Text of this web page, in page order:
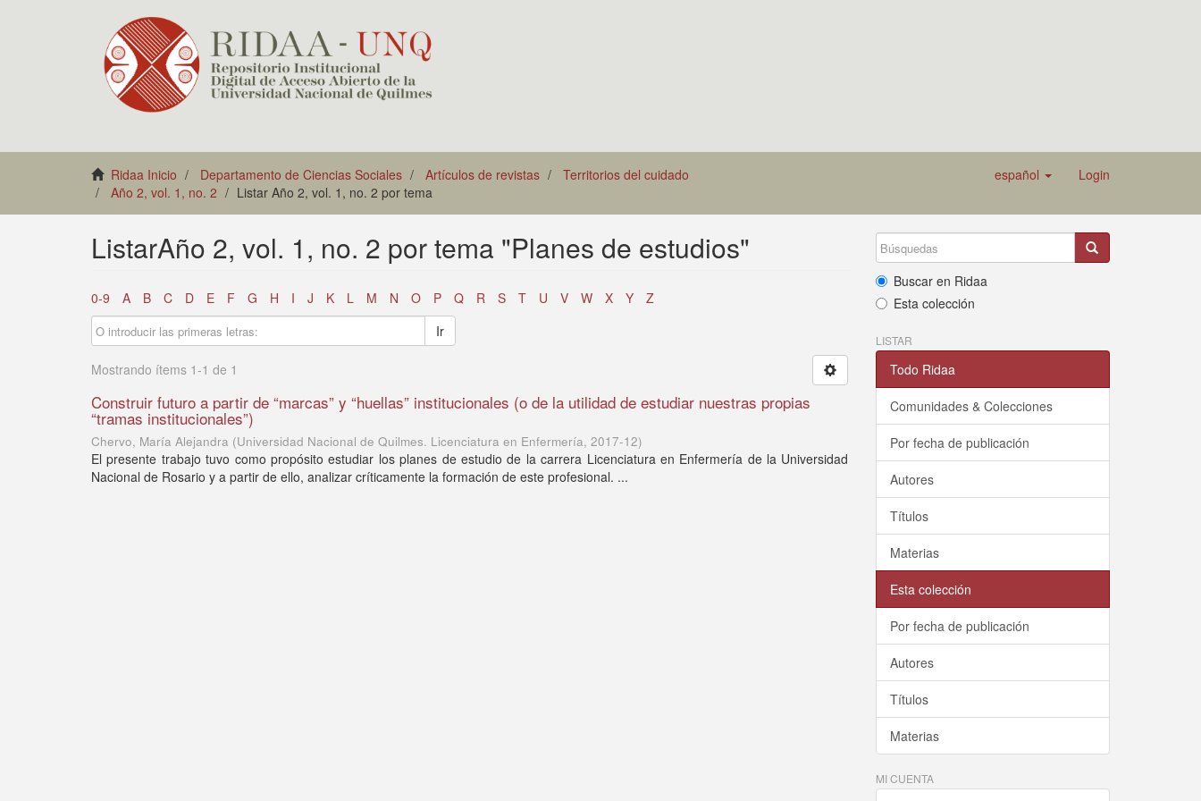
Ridaa Inicio Departamento de Ciencias Sociales Artículos de revistas
Territorios del cuidado
Año 2, vol. 1, no. 2
Listar Año 2, vol. 1, no. 2 por tema
español Login
ListarAño 2, vol. 1, no. 2 por tema "Planes de estudios"
0-9 A B C D E F G H I J K L M N O P Q R S T U V W X Y
Z
Ir
Mostrando ítems 1-1 de 1
Construir futuro a partir de “marcas” y “huellas” institucionales (o de la utilidad de estudiar nuestras propias
“tramas institucionales”)
Chervo, María Alejandra (Universidad Nacional de Quilmes. Licenciatura en Enfermería, 2017-12)
El presente trabajo tuvo como propósito estudiar los planes de estudio de la carrera Licenciatura en Enfermería de la Universidad
Nacional de Rosario y a partir de ello, analizar críticamente la formación de este profesional. ...
Buscar en Ridaa
Esta colección
LISTAR
Todo Ridaa
Comunidades & Colecciones
Por fecha de publicación
Autores
Títulos
Materias
Esta colección
Por fecha de publicación
Autores
Títulos
Materias
MI CUENTA